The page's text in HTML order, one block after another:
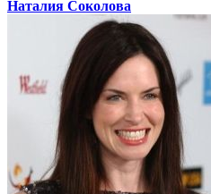
Наталия Соколова